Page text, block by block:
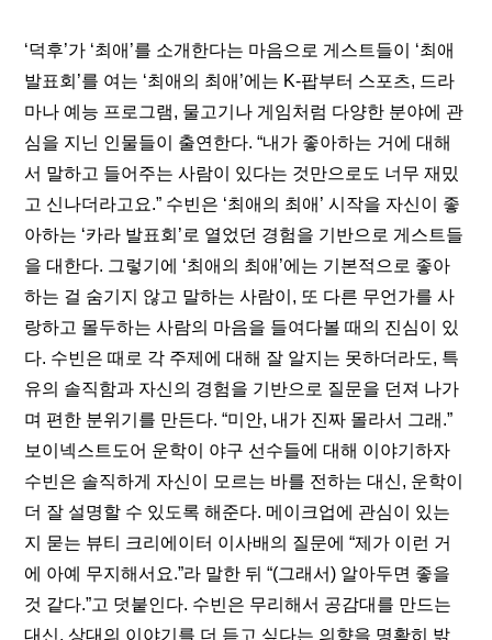
‘덕후’가 ‘최애’를 소개한다는 마음으로 게스트들이 ‘최애
발표회’를 여는 ‘최애의 최애’에는 K-팝부터 스포츠, 드라
마나 예능 프로그램, 물고기나 게임처럼 다양한 분야에 관
심을 지닌 인물들이 출연한다. “내가 좋아하는 거에 대해
서 말하고 들어주는 사람이 있다는 것만으로도 너무 재밌
고 신나더라고요.” 수빈은 ‘최애의 최애’ 시작을 자신이 좋
아하는 ‘카라 발표회’로 열었던 경험을 기반으로 게스트들
을 대한다. 그렇기에 ‘최애의 최애’에는 기본적으로 좋아
하는 걸 숨기지 않고 말하는 사람이, 또 다른 무언가를 사
랑하고 몰두하는 사람의 마음을 들여다볼 때의 진심이 있
다. 수빈은 때로 각 주제에 대해 잘 알지는 못하더라도, 특
유의 솔직함과 자신의 경험을 기반으로 질문을 던져 나가
며 편한 분위기를 만든다. “미안, 내가 진짜 몰라서 그래.”
보이넥스트도어 운학이 야구 선수들에 대해 이야기하자
수빈은 솔직하게 자신이 모르는 바를 전하는 대신, 운학이
더 잘 설명할 수 있도록 해준다. 메이크업에 관심이 있는
지 묻는 뷰티 크리에이터 이사배의 질문에 “제가 이런 거
에 아예 무지해서요.”라 말한 뒤 “(그래서) 알아두면 좋을
것 같다.”고 덧붙인다. 수빈은 무리해서 공감대를 만드는
대신, 상대의 이야기를 더 듣고 싶다는 의향을 명확히 밝